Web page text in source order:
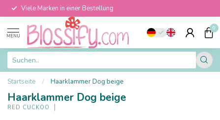
Viele Marken in einer Bestellung
MENU
0
Startseite / Haarklammer Dog beige
Haarklammer Dog beige
RED CUCKOO